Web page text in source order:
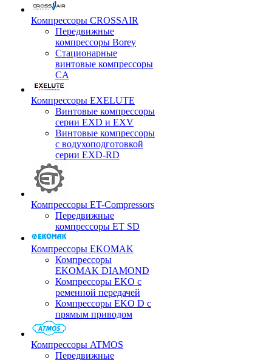
Компрессоры CROSSAIR
Передвижные
компрессоры Borey
Стационарные
винтовые компрессоры
CA
Компрессоры EXELUTE
Винтовые компрессоры
серии EXD и EXV
Винтовые компрессоры
с водухоподготовкой
серии EXD-RD
Компрессоры ET-Compressors
Передвижные
компрессоры ET SD
Компрессоры EKOMAK
Компрессоры
EKOMAK DIAMOND
Компрессоры EKO c
ременной передачей
Компрессоры EKO D с
прямым приводом
Компрессоры ATMOS
Передвижные